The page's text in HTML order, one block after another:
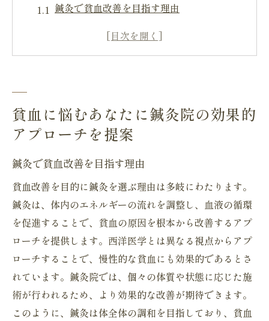
鍼灸で貧血改善を目指す理由
鍼灸院での初回カウンセリングの重要性
貧血に対する鍼灸の具体的な施術内容
鍼灸による貧血改善の実際の体験談
鍼灸院での施術が貧血に与える影響
東洋えき鍼灸院の特徴と強み
患者に合わせたオーダーメイド鍼灸施術
鍼灸がもたらす心身への効果
貧血改善を目指した施術後の変化
鍼灸院での継続的な貧血ケア
鍼灸院で貧血を改善するための具体的施術内容
とは
貧血に悩むあなたに鍼灸院の効果的
アプローチを提案
鍼灸で貧血改善を目指す理由
貧血改善を目的に鍼灸を選ぶ理由は多岐にわたります。
鍼灸は、体内のエネルギーの流れを調整し、血液の循環
を促進することで、貧血の原因を根本から改善するアプ
ローチを提供します。西洋医学とは異なる視点からアプ
ローチすることで、慢性的な貧血にも効果的であるとさ
れています。鍼灸院では、個々の体質や状態に応じた施
術が行われるため、より効果的な改善が期待できます。
このように、鍼灸は体全体の調和を目指しており、貧血